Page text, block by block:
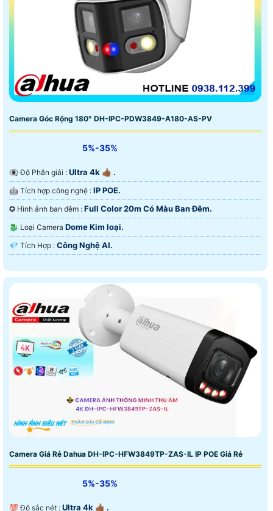
Camera Góc Rộng 180° DH-IPC-PDW3849-A180-AS-PV
5%-35%
👁️‍🗨 Độ Phân giải : Ultra 4k 👍🏾 .
🤖️ Tích hợp công nghệ : IP POE.
✪ Hình ảnh ban đêm : Full Color 20m Có Màu Ban Ðêm.
🐉️ Loại Camera Dome Kim loại.
️💎 Tích Hợp : Công Nghệ AI.
Camera Giá Rẻ Dahua DH-IPC-HFW3849TP-ZAS-IL IP POE Giá Rẻ
5%-35%
💯 Độ sắc nét : Ultra 4k 👍🏾 .